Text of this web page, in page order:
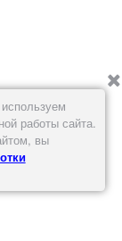
работы сайта.
вы